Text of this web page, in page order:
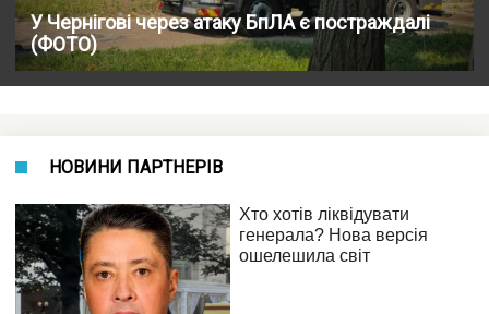
У Чернігові через атаку БпЛА є постраждалі
(ФОТО)
НОВИНИ ПАРТНЕРІВ